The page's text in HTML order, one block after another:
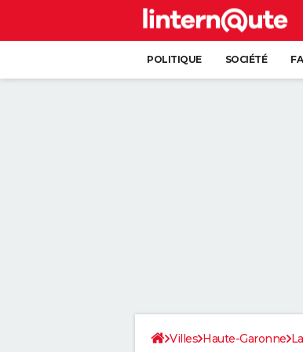
POLITIQUE SOCIÉTÉ
Villes Haute-Garonne